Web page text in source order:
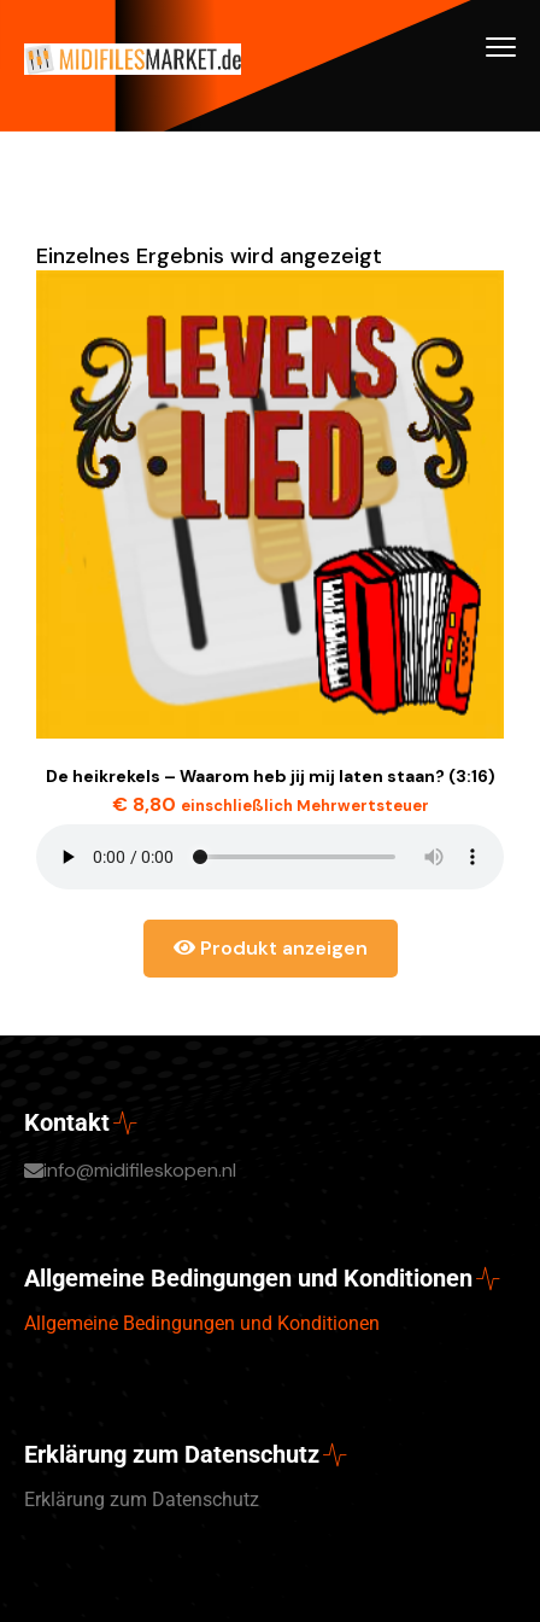
Einzelnes Ergebnis wird angezeigt
De heikrekels – Waarom heb jij mij laten staan? (3:16)
€8,80 einschließlich Mehrwertsteuer
Produkt anzeigen
Kontakt
info@midifileskopen.nl
Allgemeine Bedingungen und Konditionen
Allgemeine Bedingungen und Konditionen
Erklärung zum Datenschutz
Erklärung zum Datenschutz